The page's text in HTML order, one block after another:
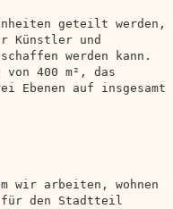
geteilt werden,
Künstler und
werden kann.
400 m², das
Ebenen auf insgesamt
wir arbeiten, wohnen
für den Stadtteil